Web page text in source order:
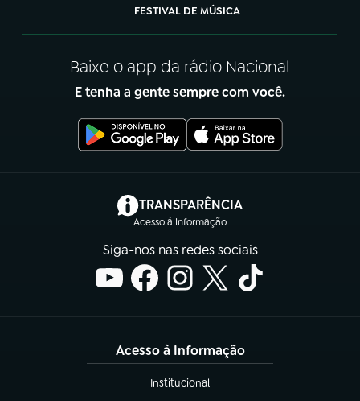
FESTIVAL DE MÚSICA
Baixe o app da rádio Nacional
E tenha a gente sempre com você.
TRANSPARÊNCIA
Acesso à Informação
(abre em nova aba)
Siga-nos nas redes sociais
Acesso à Informação
Institucional
(abre em nova aba)